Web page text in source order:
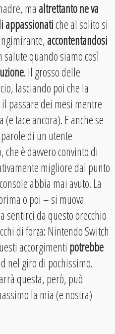
maaltrettanto ne va
appassionatiche al solito si
accontentandosi
quando siamo così
. Il grosso delle
lasciando poi che la
passare dei mesi mentre
tace ancora). E anche se
di un utente
è davvero convinto di
migliore dal punto
abbia mai avuto. La
o poi – si muova
sentirci da questo orecchio
di forza: Nintendo Switch
accorgimenti potrebbe
nel giro di pochissimo.
questa, però, può
la mia (e nostra)